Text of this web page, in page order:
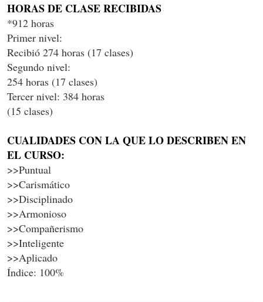
HORAS DE CLASE RECIBIDAS
*912 horas
Primer nivel:
Recibió 274 horas (17 clases)
Segundo nivel:
254 horas (17 clases)
Tercer nivel: 384 horas
(15 clases)
CUALIDADES CON LA QUE LO DESCRIBEN EN
EL CURSO:
>>Puntual
>>Carismático
>>Disciplinado
>>Armonioso
>>Compañerismo
>>Inteligente
>>Aplicado
Índice: 100%